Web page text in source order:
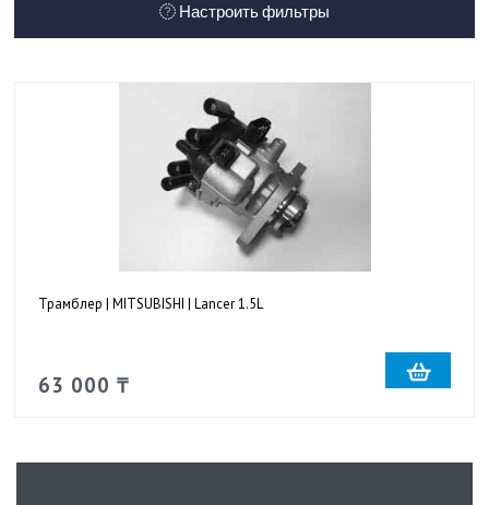
Настроить фильтры
Трамблер | MITSUBISHI | Lancer 1.5L
63 000 ₸